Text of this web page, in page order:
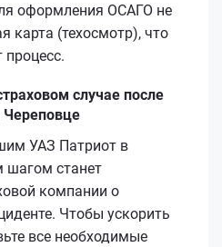
оформления ОСАГО не
карта (техосмотр), что
процесс.
случае после
УАЗ Патриот в
шагом станет
компании о
Чтобы ускорить
все необходимые